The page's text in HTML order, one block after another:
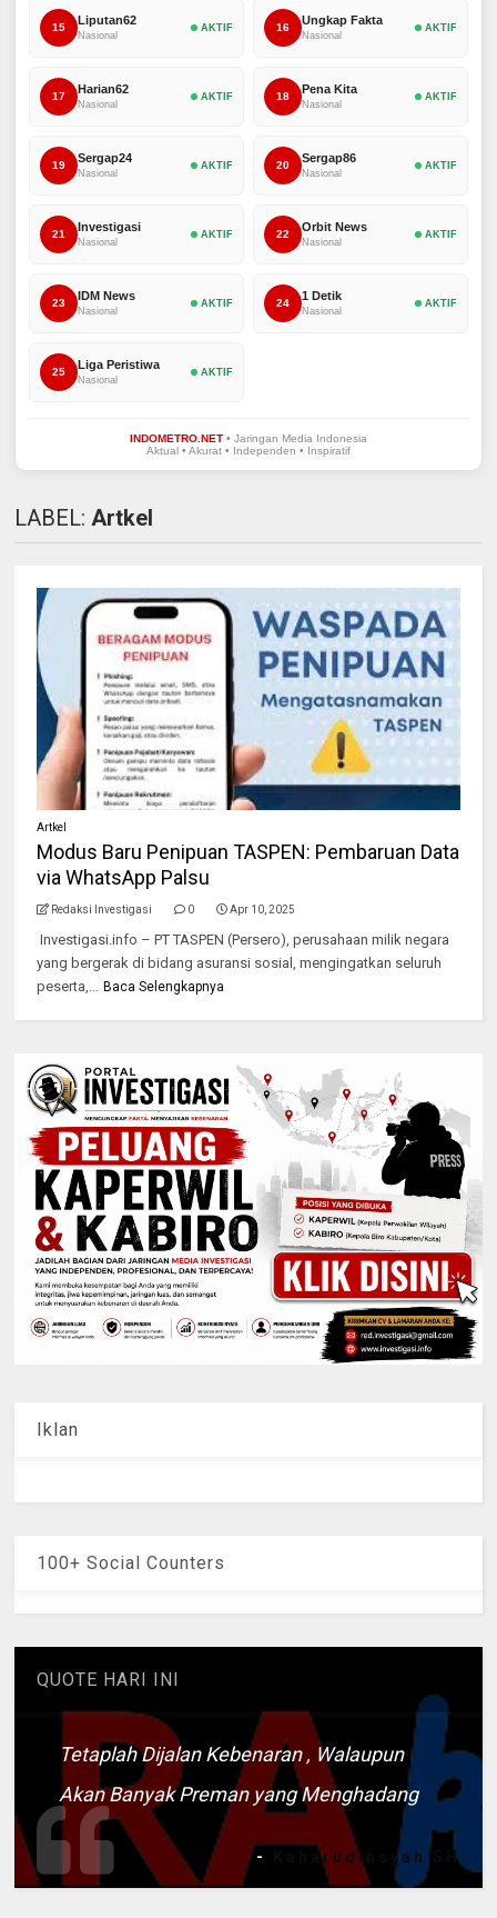
15
Liputan62
Nasional
AKTIF 16
Ungkap Fakta
Nasional
AKTIF
17
Harian62
Nasional
AKTIF 18
Pena Kita
Nasional
AKTIF
19
Sergap24
Nasional
AKTIF 20
Sergap86
Nasional
AKTIF
21
Investigasi
Nasional
AKTIF 22
Orbit News
Nasional
AKTIF
23
IDM News
Nasional
AKTIF 24
1 Detik
Nasional
AKTIF
25
Liga Peristiwa
Nasional
AKTIF
INDOMETRO.NET• Jaringan Media Indonesia
Aktual • Akurat • Independen • Inspiratif
LABEL: Artkel
Artkel
Modus Baru Penipuan TASPEN: Pembaruan Data
via WhatsApp Palsu
Redaksi Investigasi 0 Apr 10, 2025
Investigasi.info – PT TASPEN (Persero), perusahaan milik negara
yang bergerak di bidang asuransi sosial, mengingatkan seluruh
peserta,...
Baca Selengkapnya
Iklan
100+ Social Counters
QUOTE HARI INI
Tetaplah Dijalan Kebenaran , Walaupun
Akan Banyak Preman yang Menghadang
- Kaharudinsyah SH